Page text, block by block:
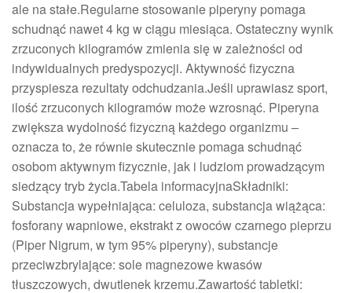
ale na stałe.Regularne stosowanie piperyny pomaga
schudnąć nawet 4 kg w ciągu miesiąca. Ostateczny wynik
zrzuconych kilogramów zmienia się w zależności od
indywidualnych predyspozycji. Aktywność fizyczna
przyspiesza rezultaty odchudzania.Jeśli uprawiasz sport,
ilość zrzuconych kilogramów może wzrosnąć. Piperyna
zwiększa wydolność fizyczną każdego organizmu –
oznacza to, że równie skutecznie pomaga schudnąć
osobom aktywnym fizycznie, jak i ludziom prowadzącym
siedzący tryb życia.Tabela informacyjnaSkładniki:
Substancja wypełniająca: celuloza, substancja wiążąca:
fosforany wapniowe, ekstrakt z owoców czarnego pieprzu
(Piper Nigrum, w tym 95% piperyny), substancje
przeciwzbrylające: sole magnezowe kwasów
tłuszczowych, dwutlenek krzemu.Zawartość tabletki: